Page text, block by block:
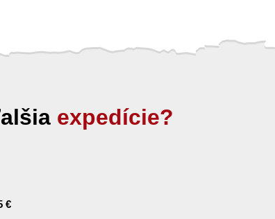
expedície?
€